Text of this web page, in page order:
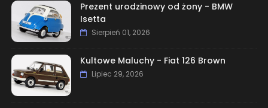
Prezent urodzinowy od żony - BMW
Isetta
Sierpień 01, 2026
Kultowe Maluchy - Fiat 126 Brown
Lipiec 29, 2026